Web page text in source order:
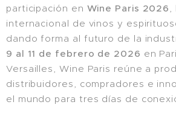
participación en Wine Paris 2026
internacional de vinos y
dando forma al futuro de la
9 al 11 de febrero de 2026 en
Versailles, Wine Paris reúne a
distribuidores, compradores e
el mundo para tres días de